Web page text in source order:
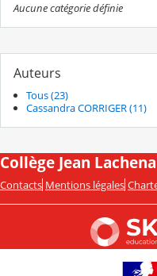
Aucune catégorie définie
Auteurs
Tous (23)
Cassandra CORRIGER (11)
Collège Jean
Contacts Mentions légales